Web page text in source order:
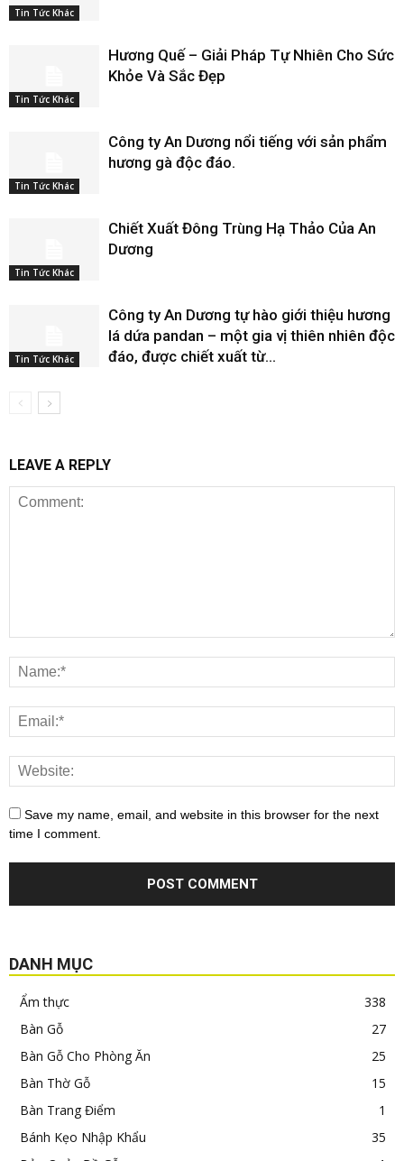
Tin Tức Khác
Tin Tức Khác
Hương Quế – Giải Pháp Tự Nhiên Cho Sức
Khỏe Và Sắc Đẹp
Tin Tức Khác
Công ty An Dương nổi tiếng với sản phẩm
hương gà độc đáo.
Tin Tức Khác
Chiết Xuất Đông Trùng Hạ Thảo Của An
Dương
Tin Tức Khác
Công ty An Dương tự hào giới thiệu hương
lá dứa pandan – một gia vị thiên nhiên độc
đáo, được chiết xuất từ...
LEAVE A REPLY
Save my name, email, and website in this browser for the next
time I comment.
DANH MỤC
Ẩm thực
338
Bàn Gỗ
27
Bàn Gỗ Cho Phòng Ăn
25
Bàn Thờ Gỗ
15
Bàn Trang Điểm
1
Bánh Kẹo Nhập Khẩu
35